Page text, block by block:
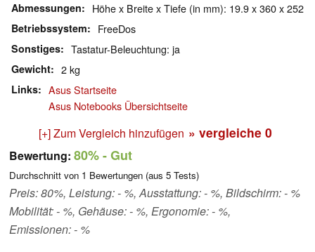
Abmessungen Höhe x Breite x Tiefe (in mm): 19.9 x 360 x 252
Betriebssystem FreeDos
Sonstiges Tastatur-Beleuchtung: ja
Gewicht 2 kg
Links
Asus Startseite
Asus Notebooks Übersichtseite
[+] Zum Vergleich hinzufügen » vergleiche 0
Bewertung: 80%- Gut
Durchschnitt von 1 Bewertungen (aus 5 Tests)
Preis: 80%, Leistung: - %, Ausstattung: - %, Bildschirm: - %
Mobilität: - %, Gehäuse: - %, Ergonomie: - %,
Emissionen: - %